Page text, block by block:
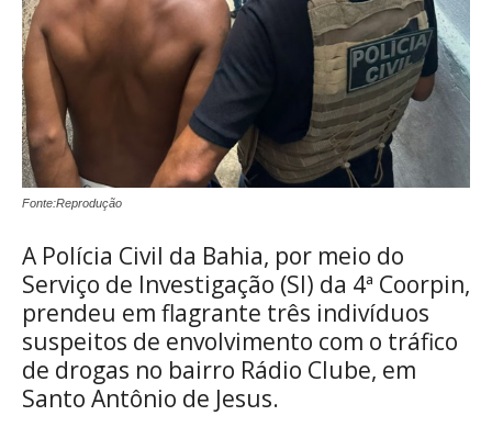
Fonte:Reprodução
A Polícia Civil da Bahia, por meio do
Serviço de Investigação (SI) da 4ª Coorpin,
prendeu em flagrante três indivíduos
suspeitos de envolvimento com o tráfico
de drogas no bairro Rádio Clube, em
Santo Antônio de Jesus.